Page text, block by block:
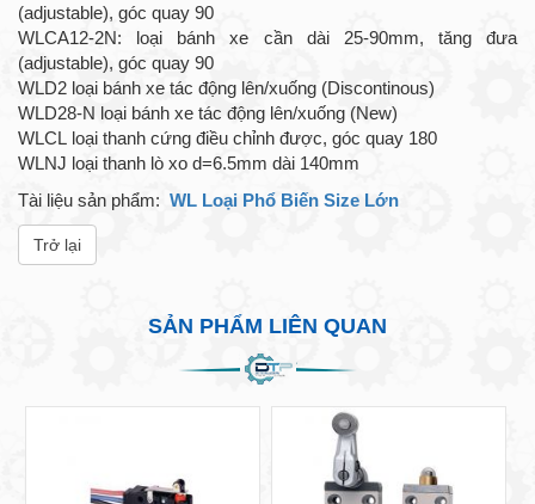
(adjustable), góc quay 90
WLCA12-2N: loại bánh xe cần dài 25-90mm, tăng đưa
(adjustable), góc quay 90
WLD2 loại bánh xe tác động lên/xuống (Discontinous)
WLD28-N loại bánh xe tác động lên/xuống (New)
WLCL loại thanh cứng điều chỉnh được, góc quay 180
WLNJ loại thanh lò xo d=6.5mm dài 140mm
Tài liệu sản phẩm: WL Loại Phổ Biến Size Lớn
Trở lại
SẢN PHẨM LIÊN QUAN